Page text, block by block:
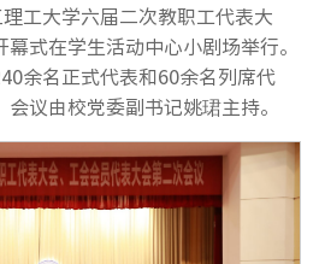
工大学六届二次教职工代表大
式在学生活动中心小剧场举行。
余名正式代表和60余名列席代
议由校党委副书记姚珺主持。